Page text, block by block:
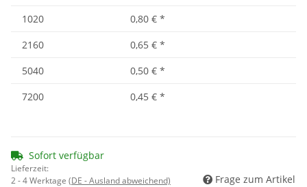
1020
0,80 € *
2160
0,65 € *
5040
0,50 € *
7200
0,45 € *
Sofort verfügbar
Lieferzeit:
2 - 4 Werktage (DE - Ausland abweichend) Frage zum Artikel